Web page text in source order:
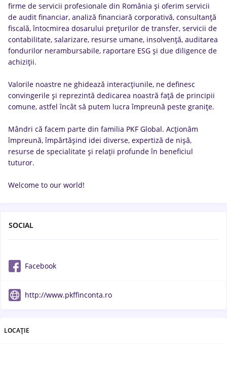
firme de servicii profesionale din România și oferim servicii
de audit financiar, analiză financiară corporativă, consultanță
fiscală, întocmirea dosarului prețurilor de transfer, servicii de
contabilitate, salarizare, resurse umane, insolvență, auditarea
fondurilor nerambursabile, raportare ESG și due diligence de
achiziții.
Valorile noastre ne ghidează interacțiunile, ne definesc
convingerile și reprezintă dedicarea noastră față de principii
comune, astfel încât să putem lucra împreună peste granițe.
Mândri că facem parte din familia PKF Global. Acționăm
împreună, împărtășind idei diverse, expertiză de nișă,
resurse de specialitate și relații profunde în beneficiul
tuturor.
Welcome to our world!
SOCIAL
Facebook
http://www.pkffinconta.ro
LOCAȚIE